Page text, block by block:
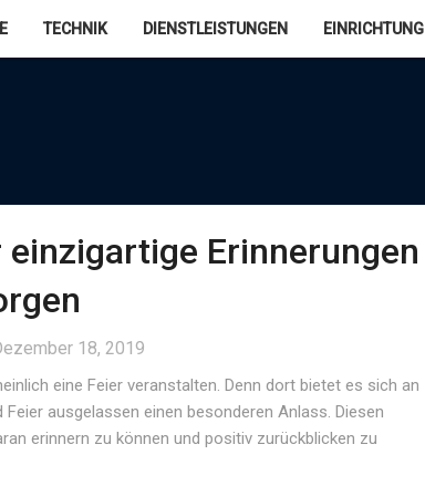
TECHNIK DIENSTLEISTUNGEN EINRICHTUNG
Erinnerungen
18, 2019
eine Feier veranstalten. Denn dort bietet es sich an
ausgelassen einen besonderen Anlass. Diesen
erinnern zu können und positiv zurückblicken zu